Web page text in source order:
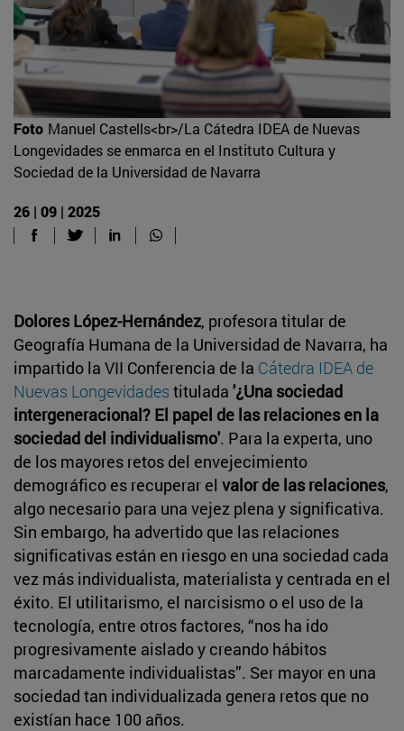
Foto Manuel Castells<br>/La Cátedra IDEA de Nuevas
Longevidades se enmarca en el Instituto Cultura y
Sociedad de la Universidad de Navarra
26 | 09 | 2025
Dolores López-Hernández, profesora titular de
Geografía Humana de la Universidad de Navarra, ha
impartido la VII Conferencia de la Cátedra IDEA de
Nuevas Longevidades titulada '¿Una sociedad
intergeneracional? El papel de las relaciones en la
sociedad del individualismo'. Para la experta, uno
de los mayores retos del envejecimiento
demográfico es recuperar el valor de las relaciones,
algo necesario para una vejez plena y significativa.
Sin embargo, ha advertido que las relaciones
significativas están en riesgo en una sociedad cada
vez más individualista, materialista y centrada en el
éxito. El utilitarismo, el narcisismo o el uso de la
tecnología, entre otros factores, “nos ha ido
progresivamente aislado y creando hábitos
marcadamente individualistas”. Ser mayor en una
sociedad tan individualizada genera retos que no
existían hace 100 años.